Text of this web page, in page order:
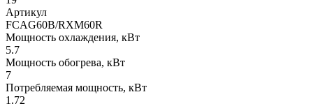
Артикул
FCAG60B/RXM60R
Мощность охлаждения, кВт
5.7
Мощность обогрева, кВт
7
Потребляемая мощность, кВт
1.72